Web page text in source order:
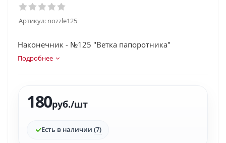
Артикул: nozzle125
Наконечник - №125 "Ветка папоротника"
Подробнее
180руб./шт
Есть в наличии (7)